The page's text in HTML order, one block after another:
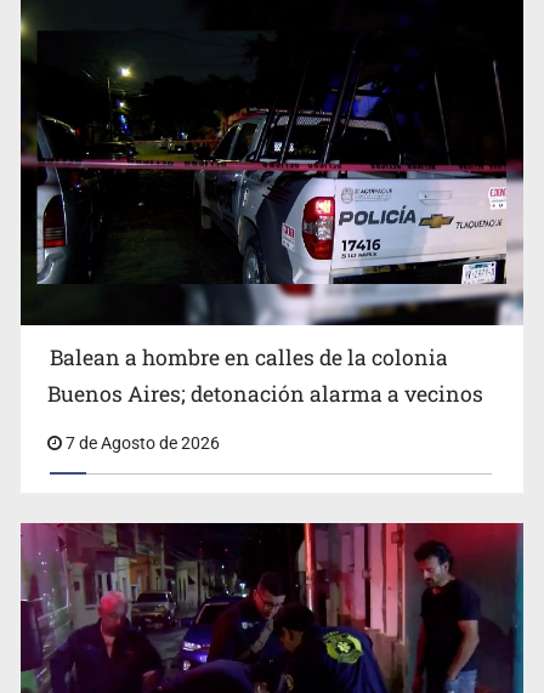
Cae ex mando por agresión a ex pareja y procesan a
agente por abuso a menor
Balean a hombre en calles de la colonia Buenos Aires;
detonación alarma a vecinos
Balean a hombre en calles de la colonia
Buenos Aires; detonación alarma a vecinos
7 de Agosto de 2026